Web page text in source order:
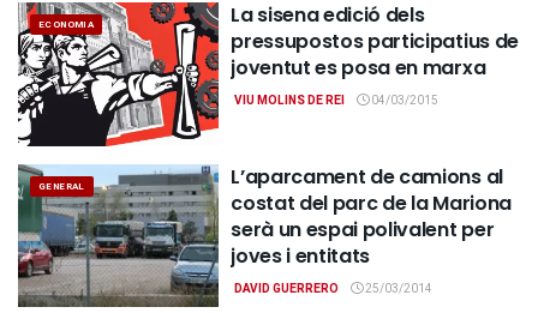
ECONOMIA
La sisena edició dels
pressupostos participatius de
joventut es posa en marxa
VIU MOLINS DE REI 04/03/2015
GENERAL
L’aparcament de camions al
costat del parc de la Mariona
serà un espai polivalent per
joves i entitats
DAVID GUERRERO 25/03/2014